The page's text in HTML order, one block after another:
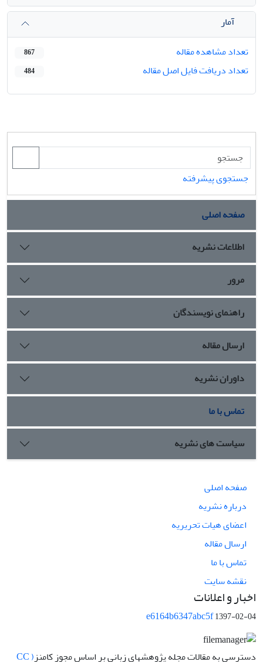
آمار
تعداد مشاهده مقاله
867
تعداد دریافت فایل اصل مقاله 484
جستجوی پیشرفته
صفحه اصلی
اطلاعات نشریه
مرور
راهنمای نویسندگان
ارسال مقاله
داوران نشریه
تماس با ما
سیاست های نشریه
صفحه اصلی
درباره نشریه
اعضای هیات تحریریه
ارسال مقاله
تماس با ما
نقشه سایت
اخبار و اعلانات
e6164b6347abc5f1397-02-04
دسترسی به مقالات مجله پژوهشهای زبانی بر اساس مجوز کامنز ( CC